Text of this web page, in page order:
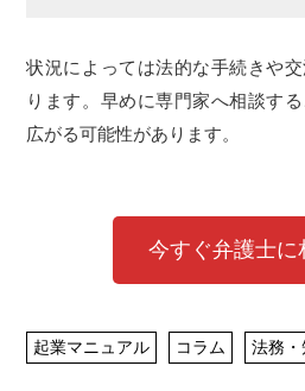
状況によっては法的な手続きや
ります。早めに専門家へ相談す
広がる可能性があります。
今すぐ弁護士に
起業マニュアル コラム 法務